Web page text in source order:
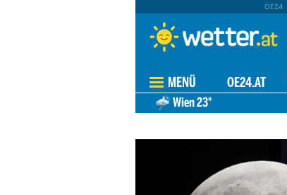
OE24
MENÜ OE24.AT
Wien23°